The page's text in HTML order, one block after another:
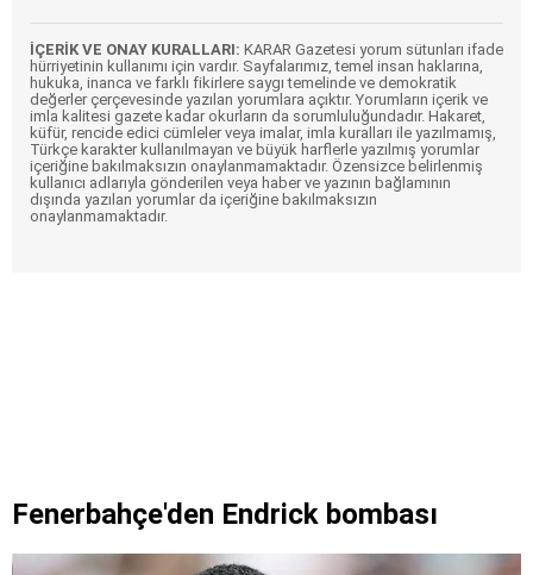
İÇERİK VE ONAY KURALLARI: KARAR Gazetesi yorum sütunları ifade
hürriyetinin kullanımı için vardır. Sayfalarımız, temel insan haklarına,
hukuka, inanca ve farklı fikirlere saygı temelinde ve demokratik
değerler çerçevesinde yazılan yorumlara açıktır. Yorumların içerik ve
imla kalitesi gazete kadar okurların da sorumluluğundadır. Hakaret,
küfür, rencide edici cümleler veya imalar, imla kuralları ile yazılmamış,
Türkçe karakter kullanılmayan ve büyük harflerle yazılmış yorumlar
içeriğine bakılmaksızın onaylanmamaktadır. Özensizce belirlenmiş
kullanıcı adlarıyla gönderilen veya haber ve yazının bağlamının
dışında yazılan yorumlar da içeriğine bakılmaksızın
onaylanmamaktadır.
Fenerbahçe'den Endrick bombası